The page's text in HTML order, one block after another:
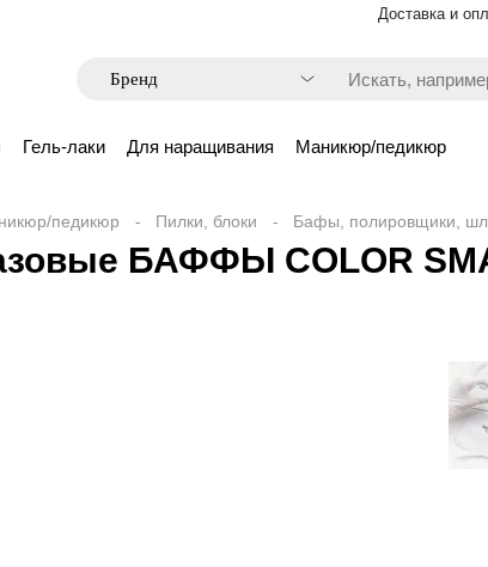
Доставка и
Искать,
Гель-лаки Для наращивания Маникюр/педикюр
педикюр Пилки, блоки Бафы, полировщики,
БАФФЫ COLOR